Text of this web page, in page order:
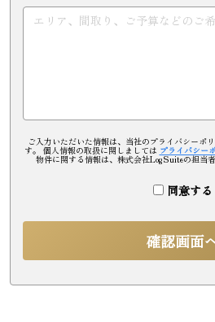
ご入力いただいた情報は、当社のプライバシーポ
す。 個人情報の取扱に関しましては プライバシー
物件に関する情報は、株式会社LogSuiteの担当
同意する
確認画面